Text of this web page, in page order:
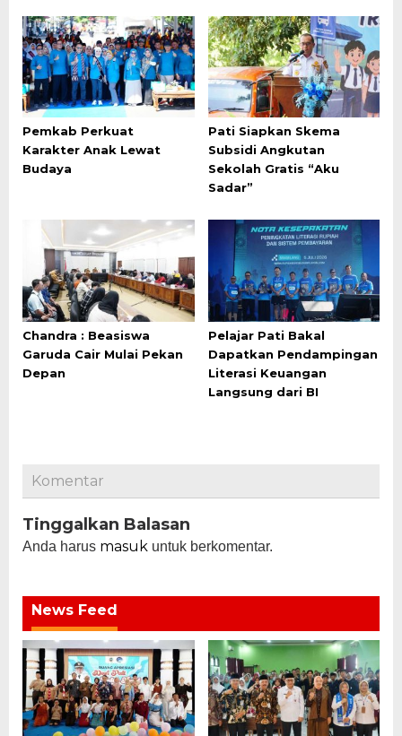
Pemkab Perkuat
Karakter Anak Lewat
Budaya
Pati Siapkan Skema
Subsidi Angkutan
Sekolah Gratis “Aku
Sadar”
Chandra : Beasiswa
Garuda Cair Mulai Pekan
Depan
Pelajar Pati Bakal
Dapatkan Pendampingan
Literasi Keuangan
Langsung dari BI
Komentar
Tinggalkan Balasan
Anda harus masuk untuk berkomentar.
News Feed